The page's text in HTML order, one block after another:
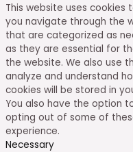
This website uses cookies
you navigate through the
that are categorized as
as they are essential for
the website. We also use
analyze and understand
cookies will be stored in
You also have the option
opting out of some of
experience.
Necessary